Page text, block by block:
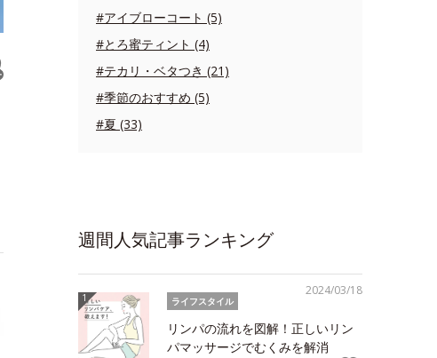
#アイブローコート (5)
#とろ蜜ティント (4)
#テカリ・ベタつき (21)
#季節のおすすめ (5)
#夏 (33)
週間人気記事ランキング
2024/03/18
ライフスタイル
リンパの流れを図解！正しいリン
パマッサージでむくみを解消